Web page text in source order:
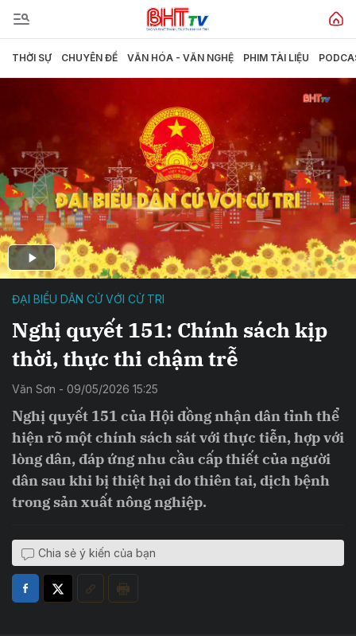
THỜI SỰ CHUYÊN ĐỀ VĂN HÓA - VĂN NGHỆ PHIM TÀI LIỆU
ĐẠI BIỂU DÂN CỬ VỚI CỬ TRI
Nghị quyết 151: Chính sách kịp
thời, thực thi chậm trễ
Văn Sơn - 09/05/2026 15:25
Nghị quyết 151 của Hội đồng nhận dân tỉnh thể
hiện rõ một chính sách sát với thực tiễn, hợp với
lòng dân, đáp ứng nhu cầu cấp thiết của người
dân sau khi bị thiệt hại do thiên tai, dịch bệnh
trong sản xuất nông nghiệp.
Chia sẻ ý kiến của bạn